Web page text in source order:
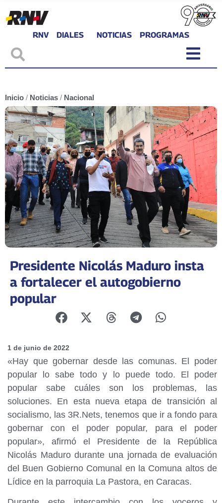
RNV DIALES NOTICIAS PROGRAMAS
Inicio / Noticias / Nacional
Presidente Nicolás Maduro insta
a fortalecer el autogobierno
popular
1 de junio de 2022
«Hay que gobernar desde las comunas. El poder
popular lo sabe todo y lo puede todo. El poder
popular sabe cuáles son los problemas, las
soluciones. En esta nueva etapa de transición al
socialismo, las 3R.Nets, tenemos que ir a fondo para
gobernar con el poder popular, para el poder
popular», afirmó el Presidente de la República
Nicolás Maduro durante una jornada de evaluación
del Buen Gobierno Comunal en la Comuna altos de
Lídice en la parroquia La Pastora, en Caracas.